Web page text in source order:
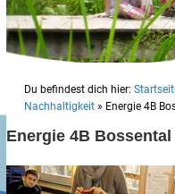
Du befindest dich hier:
Nachhaltigkeit » Energie 4B
Energie 4B Bossental